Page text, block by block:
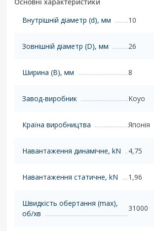
Внутрішній діаметр (d), мм
10
Зовнішній діаметр (D), мм 26
Ширина (B), мм 8
Завод-виробник Koyo
Країна виробництва Японія
Навантаження динамічне, kN 4,75
Навантаження статичне, kN 1,96
Швидкість обертання (max),
об/хв
31000